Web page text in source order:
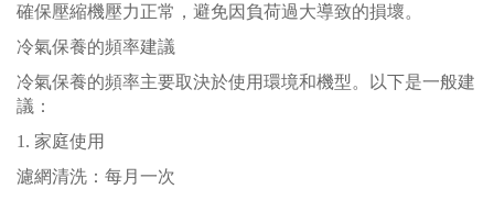
確保壓縮機壓力正常，避免因負荷過大導致的損壞。
冷氣保養的頻率建議
冷氣保養的頻率主要取決於使用環境和機型。以下是一般建
議：
1. 家庭使用
濾網清洗：每月一次